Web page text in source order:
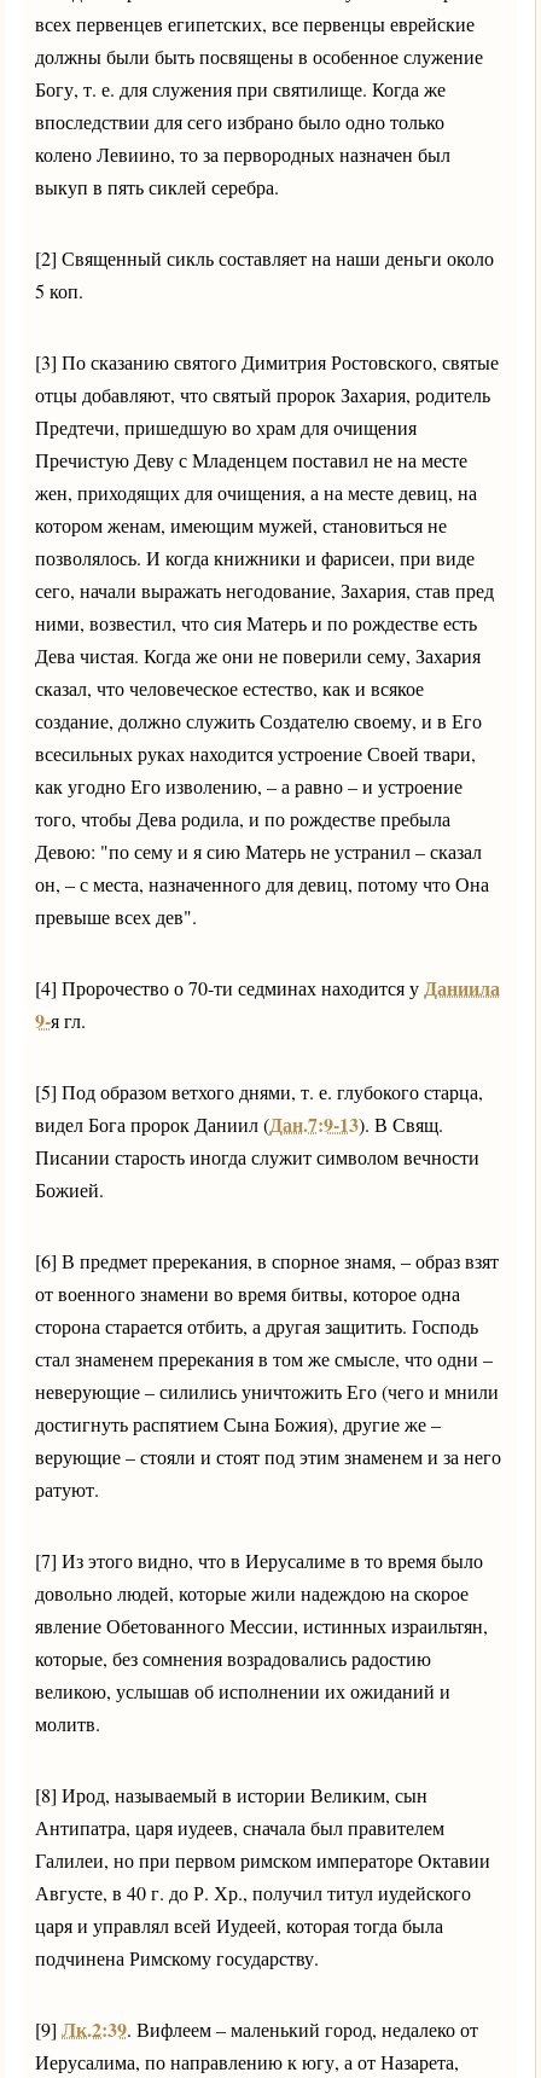
всех первенцев египетских, все первенцы еврейские
должны были быть посвящены в особенное служение
Богу, т. е. для служения при святилище. Когда же
впоследствии для сего избрано было одно только
колено Левиино, то за первородных назначен был
выкуп в пять сиклей серебра.
[2] Священный сикль составляет на наши деньги около
5 коп.
[3] По сказанию святого Димитрия Ростовского, святые
отцы добавляют, что святый пророк Захария, родитель
Предтечи, пришедшую во храм для очищения
Пречистую Деву с Младенцем поставил не на месте
жен, приходящих для очищения, а на месте девиц, на
котором женам, имеющим мужей, становиться не
позволялось. И когда книжники и фарисеи, при виде
сего, начали выражать негодование, Захария, став пред
ними, возвестил, что сия Матерь и по рождестве есть
Дева чистая. Когда же они не поверили сему, Захария
сказал, что человеческое естество, как и всякое
создание, должно служить Создателю своему, и в Его
всесильных руках находится устроение Своей твари,
как угодно Его изволению, – а равно – и устроение
того, чтобы Дева родила, и по рождестве пребыла
Девою: "по сему и я сию Матерь не устранил – сказал
он, – с места, назначенного для девиц, потому что Она
превыше всех дев".
[4] Пророчество о 70-ти седминах находится у Даниила
9-я гл.
[5] Под образом ветхого днями, т. е. глубокого старца,
видел Бога пророк Даниил (Дан.7:9-13). В Свящ.
Писании старость иногда служит символом вечности
Божией.
[6] В предмет пререкания, в спорное знамя, – образ взят
от военного знамени во время битвы, которое одна
сторона старается отбить, а другая защитить. Господь
стал знаменем пререкания в том же смысле, что одни –
неверующие – силились уничтожить Его (чего и мнили
достигнуть распятием Сына Божия), другие же –
верующие – стояли и стоят под этим знаменем и за него
ратуют.
[7] Из этого видно, что в Иерусалиме в то время было
довольно людей, которые жили надеждою на скорое
явление Обетованного Мессии, истинных израильтян,
которые, без сомнения возрадовались радостию
великою, услышав об исполнении их ожиданий и
молитв.
[8] Ирод, называемый в истории Великим, сын
Антипатра, царя иудеев, сначала был правителем
Галилеи, но при первом римском императоре Октавии
Августе, в 40 г. до Р. Хр., получил титул иудейского
царя и управлял всей Иудеей, которая тогда была
подчинена Римскому государству.
[9] Лк.2:39. Вифлеем – маленький город, недалеко от
Иерусалима, по направлению к югу, а от Назарета,